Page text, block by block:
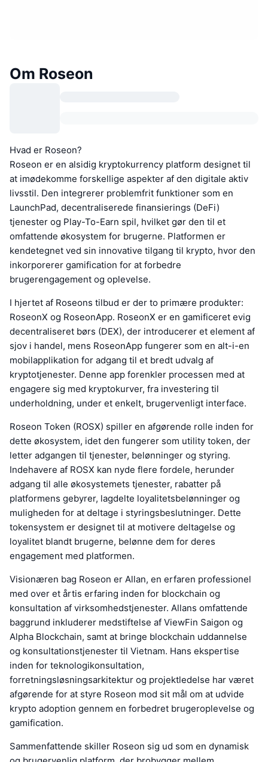
Om Roseon
Hvad er Roseon?
Roseon er en alsidig kryptokurrency platform designet til
at imødekomme forskellige aspekter af den digitale aktiv
livsstil. Den integrerer problemfrit funktioner som en
LaunchPad, decentraliserede finansierings (DeFi)
tjenester og Play-To-Earn spil, hvilket gør den til et
omfattende økosystem for brugerne. Platformen er
kendetegnet ved sin innovative tilgang til krypto, hvor den
inkorporerer gamification for at forbedre
brugerengagement og oplevelse.
I hjertet af Roseons tilbud er der to primære produkter:
RoseonX og RoseonApp. RoseonX er en gamificeret evig
decentraliseret børs (DEX), der introducerer et element af
sjov i handel, mens RoseonApp fungerer som en alt-i-en
mobilapplikation for adgang til et bredt udvalg af
kryptotjenester. Denne app forenkler processen med at
engagere sig med kryptokurver, fra investering til
underholdning, under et enkelt, brugervenligt interface.
Roseon Token (ROSX) spiller en afgørende rolle inden for
dette økosystem, idet den fungerer som utility token, der
letter adgangen til tjenester, belønninger og styring.
Indehavere af ROSX kan nyde flere fordele, herunder
adgang til alle økosystemets tjenester, rabatter på
platformens gebyrer, lagdelte loyalitetsbelønninger og
muligheden for at deltage i styringsbeslutninger. Dette
tokensystem er designet til at motivere deltagelse og
loyalitet blandt brugerne, belønne dem for deres
engagement med platformen.
Visionæren bag Roseon er Allan, en erfaren professionel
med over et årtis erfaring inden for blockchain og
konsultation af virksomhedstjenester. Allans omfattende
baggrund inkluderer medstiftelse af ViewFin Saigon og
Alpha Blockchain, samt at bringe blockchain uddannelse
og konsultationstjenester til Vietnam. Hans ekspertise
inden for teknologikonsultation,
forretningsløsningsarkitektur og projektledelse har været
afgørende for at styre Roseon mod sit mål om at udvide
krypto adoption gennem en forbedret brugeroplevelse og
gamification.
Sammenfattende skiller Roseon sig ud som en dynamisk